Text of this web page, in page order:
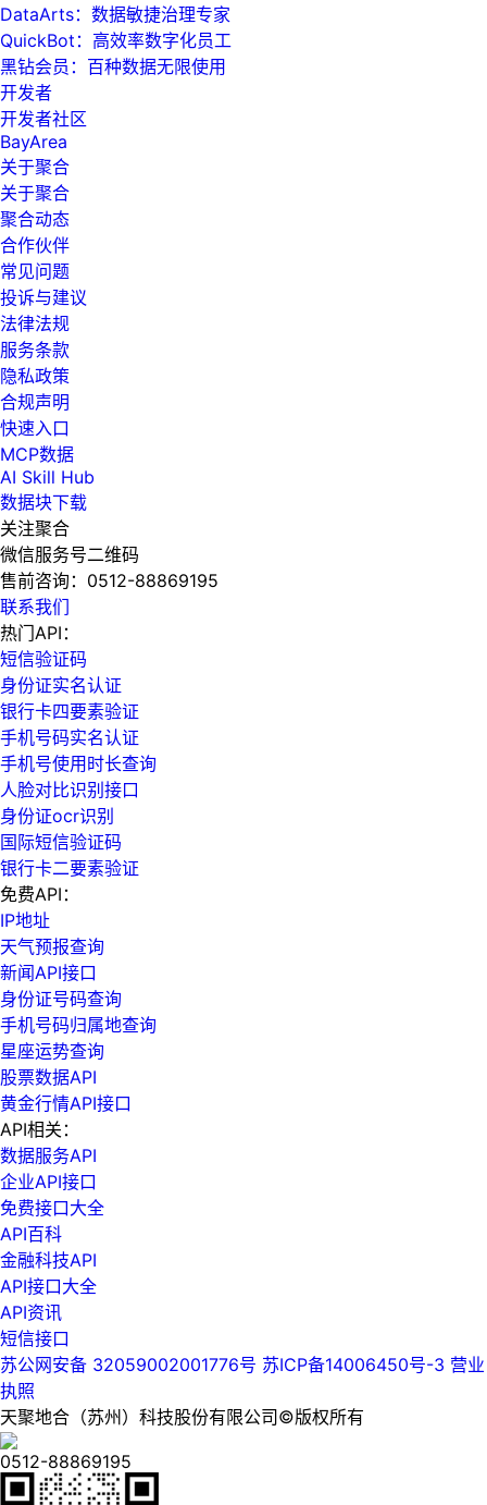
DataArts：数据敏捷治理专家
QuickBot：高效率数字化员工
黑钻会员：百种数据无限使用
开发者
开发者社区
BayArea
关于聚合
关于聚合
聚合动态
合作伙伴
常见问题
投诉与建议
法律法规
服务条款
隐私政策
合规声明
快速入口
MCP数据
AI Skill Hub
数据块下载
关注聚合
微信服务号二维码
售前咨询： 0512-88869195
联系我们
热门API：
短信验证码
身份证实名认证
银行卡四要素验证
手机号码实名认证
手机号使用时长查询
人脸对比识别接口
身份证ocr识别
国际短信验证码
银行卡二要素验证
免费API：
IP地址
天气预报查询
新闻API接口
身份证号码查询
手机号码归属地查询
星座运势查询
股票数据API
黄金行情API接口
API相关：
数据服务API
企业API接口
免费接口大全
API百科
金融科技API
API接口大全
API资讯
短信接口
苏公网安备 32059002001776号 苏ICP备14006450号-3 营业
执照
天聚地合（苏州）科技股份有限公司©版权所有
0512-88869195